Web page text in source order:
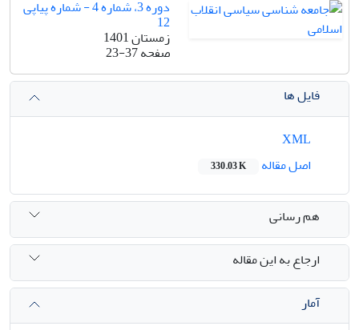
دوره 3، شماره 4 - شماره پیاپی
12
زمستان 1401
صفحه23-37
فایل ها
اصل مقاله
330.03 K
هم رسانی
ارجاع به این مقاله
آمار